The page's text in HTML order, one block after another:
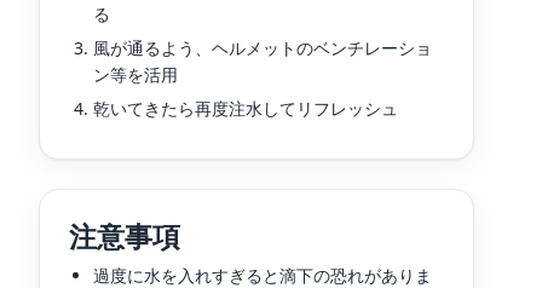
る
風が通るよう、ヘルメットのベンチレーショ
ン等を活用
乾いてきたら再度注水してリフレッシュ
注意事項
過度に水を入れすぎると滴下の恐れがありま